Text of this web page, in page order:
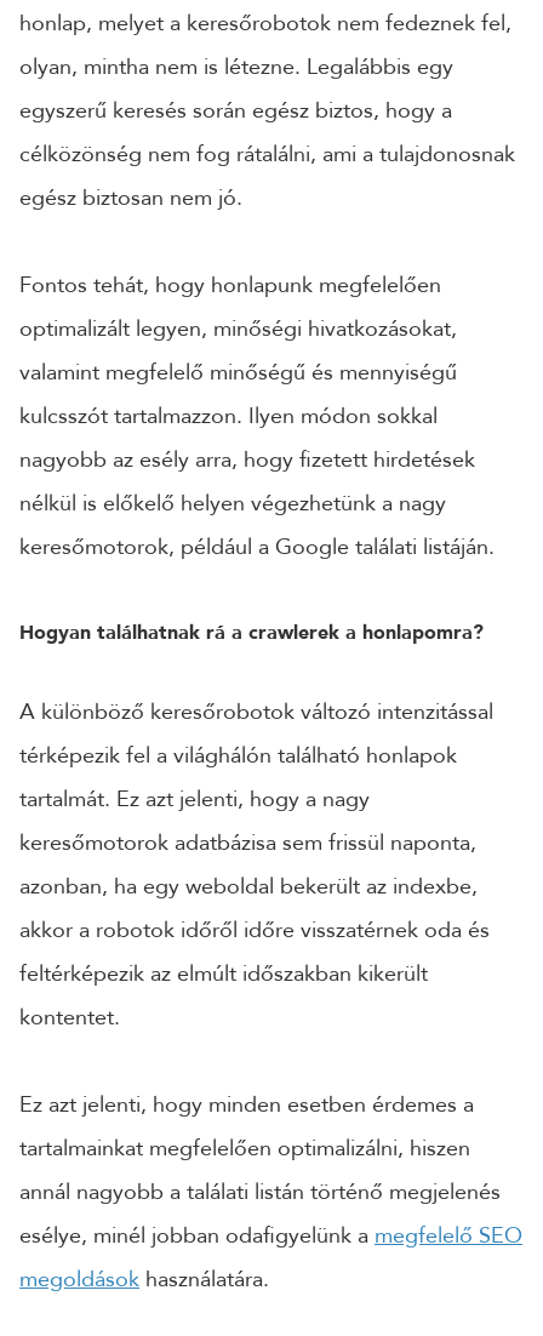
honlap, melyet a keresőrobotok nem fedeznek fel,
olyan, mintha nem is létezne. Legalábbis egy
egyszerű keresés során egész biztos, hogy a
célközönség nem fog rátalálni, ami a tulajdonosnak
egész biztosan nem jó.
Fontos tehát, hogy honlapunk megfelelően
optimalizált legyen, minőségi hivatkozásokat,
valamint megfelelő minőségű és mennyiségű
kulcsszót tartalmazzon. Ilyen módon sokkal
nagyobb az esély arra, hogy fizetett hirdetések
nélkül is előkelő helyen végezhetünk a nagy
keresőmotorok, például a Google találati listáján.
Hogyan találhatnak rá a crawlerek a honlapomra?
A különböző keresőrobotok változó intenzitással
térképezik fel a világhálón található honlapok
tartalmát. Ez azt jelenti, hogy a nagy
keresőmotorok adatbázisa sem frissül naponta,
azonban, ha egy weboldal bekerült az indexbe,
akkor a robotok időről időre visszatérnek oda és
feltérképezik az elmúlt időszakban kikerült
kontentet.
Ez azt jelenti, hogy minden esetben érdemes a
tartalmainkat megfelelően optimalizálni, hiszen
annál nagyobb a találati listán történő megjelenés
esélye, minél jobban odafigyelünk a megfelelő SEO
megoldások használatára.